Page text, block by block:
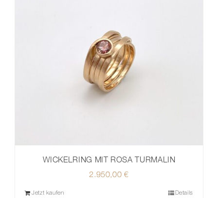
WICKELRING MIT ROSA TURMALIN
2.950,00€
Jetzt kaufen Details